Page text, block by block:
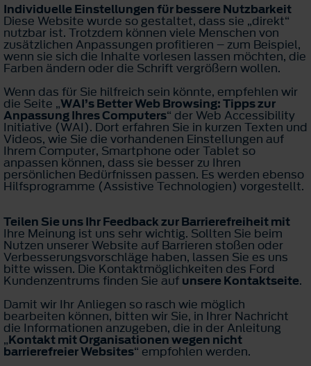
Individuelle Einstellungen für bessere Nutzbarkeit
Diese Website wurde so gestaltet, dass sie „direkt“
nutzbar ist. Trotzdem können viele Menschen von
zusätzlichen Anpassungen profitieren – zum Beispiel,
wenn sie sich die Inhalte vorlesen lassen möchten, die
Farben ändern oder die Schrift vergrößern wollen.
Wenn das für Sie hilfreich sein könnte, empfehlen wir
die Seite „WAI’s Better Web Browsing: Tipps zur
Anpassung Ihres Computers“ der Web Accessibility
Initiative (WAI). Dort erfahren Sie in kurzen Texten und
Videos, wie Sie die vorhandenen Einstellungen auf
Ihrem Computer, Smartphone oder Tablet so
anpassen können, dass sie besser zu Ihren
persönlichen Bedürfnissen passen. Es werden ebenso
Hilfsprogramme (Assistive Technologien) vorgestellt.
Teilen Sie uns Ihr Feedback zur Barrierefreiheit mit
Ihre Meinung ist uns sehr wichtig. Sollten Sie beim
Nutzen unserer Website auf Barrieren stoßen oder
Verbesserungsvorschläge haben, lassen Sie es uns
bitte wissen. Die Kontaktmöglichkeiten des Ford
Kundenzentrums finden Sie auf unsere Kontaktseite.
Damit wir Ihr Anliegen so rasch wie möglich
bearbeiten können, bitten wir Sie, in Ihrer Nachricht
die Informationen anzugeben, die in der Anleitung
„Kontakt mit Organisationen wegen nicht
barrierefreier Websites“ empfohlen werden.